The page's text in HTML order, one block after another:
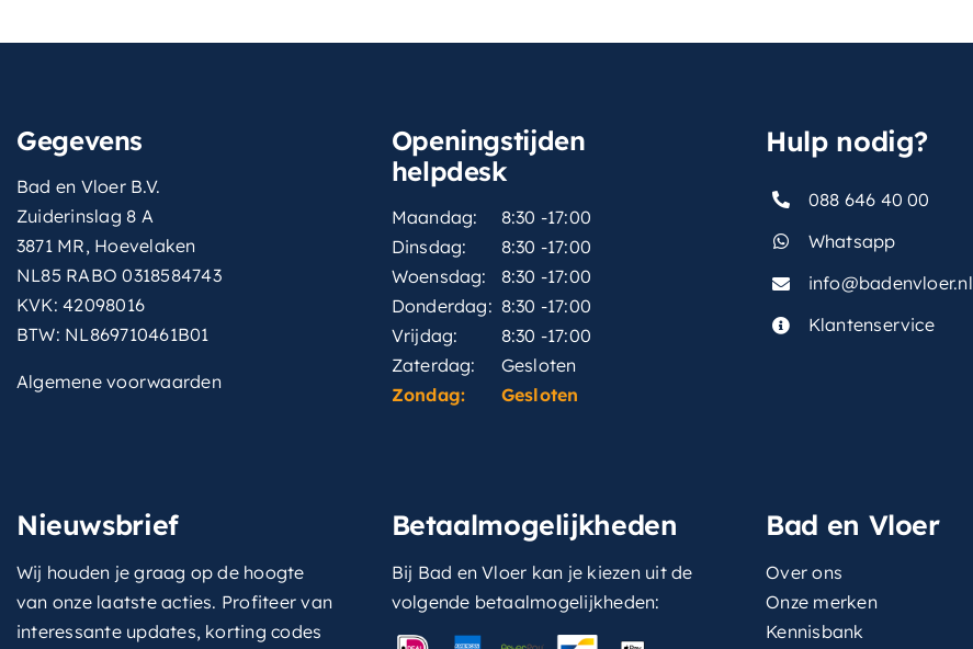
Gegevens
Bad en Vloer B.V.
Zuiderinslag 8 A
3871 MR, Hoevelaken
NL85 RABO 0318584743
KVK: 42098016
BTW: NL869710461B01
Algemene voorwaarden
Openingstijden
helpdesk
Maandag:
8:30 -17:00
Dinsdag:
8:30 -17:00
Woensdag:
8:30 -17:00
Donderdag: 8:30 -17:00
Vrijdag:
8:30 -17:00
Zaterdag:
Gesloten
Zondag:
Gesloten
Hulp nodig?
088 646 40 00
Whatsapp
info@badenvloer.nl
Klantenservice
Nieuwsbrief
Wij houden je graag op de hoogte
van onze laatste acties. Profiteer van
interessante updates, korting codes
Betaalmogelijkheden
Bij Bad en Vloer kan je kiezen uit de
volgende betaalmogelijkheden:
Bad en Vloer
Over ons
Onze merken
Kennisbank